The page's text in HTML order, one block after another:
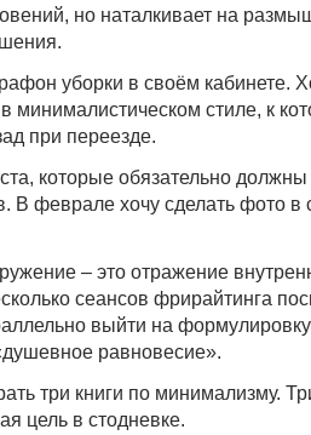
но наталкивает на
уборки в своём кабинете.
минималистическом стиле, к
при переезде.
которые обязательно должны
В феврале хочу сделать фото в
– это отражение
сеансов фрирайтинга
выйти на
равновесие».
три книги по минимализму.
цель в стодневке.